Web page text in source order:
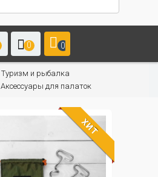
0 0
Туризм и рыбалка
Аксессуары для палаток
ХИТ